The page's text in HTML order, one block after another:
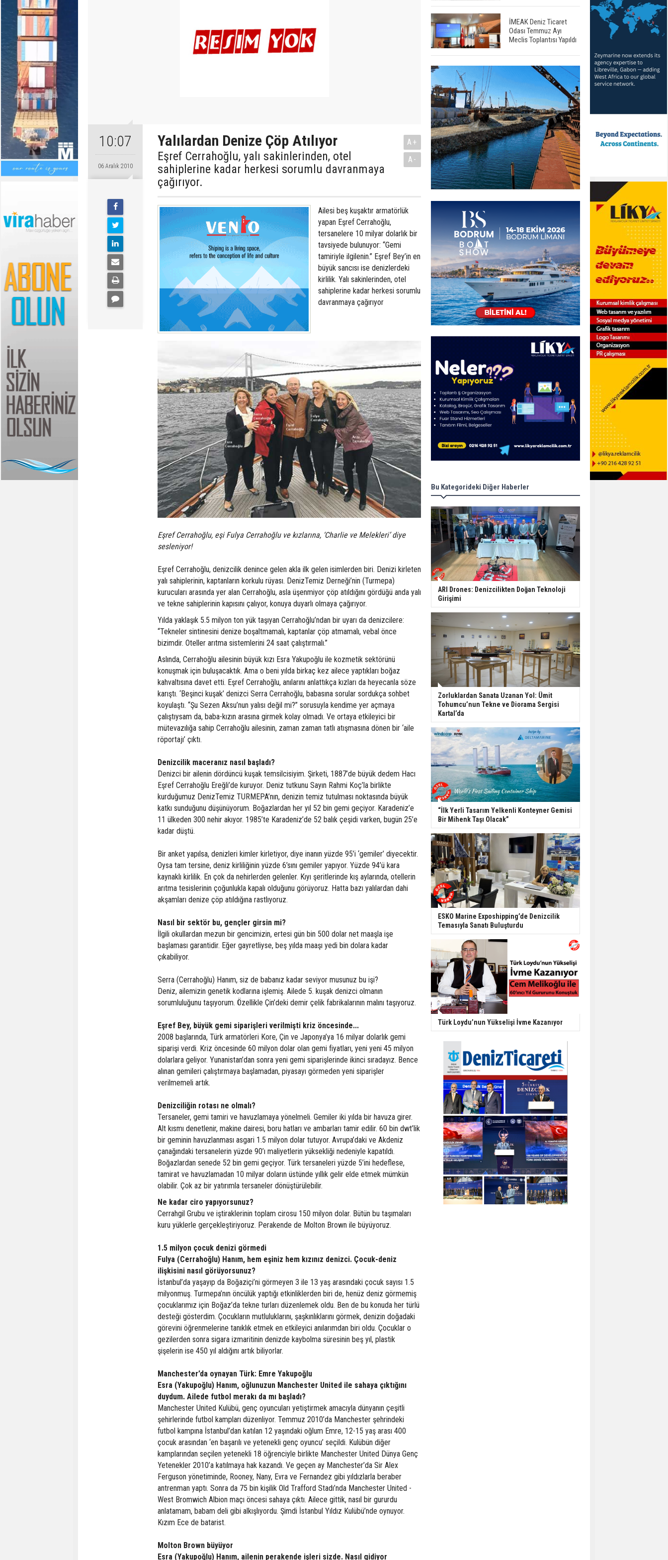
10:07
06 Aralık 2010
Yalılardan Denize Çöp Atılıyor
Eşref Cerrahoğlu, yalı sakinlerinden, otel
sahiplerine kadar herkesi sorumlu davranmaya
çağırıyor.
A+
A-
Ailesi beş kuşaktır armatörlük
yapan Eşref Cerrahoğlu,
tersanelere 10 milyar dolarlık bir
tavsiyede bulunuyor: “Gemi
tamiriyle ilgilenin.” Eşref Bey’in en
büyük sancısı ise denizlerdeki
kirlilik. Yalı sakinlerinden, otel
sahiplerine kadar herkesi sorumlu
davranmaya çağırıyor
Eşref Cerrahoğlu, eşi Fulya Cerrahoğlu ve kızlarına, ‘Charlie ve Melekleri’ diye
sesleniyor!
Eşref Cerrahoğlu, denizcilik denince gelen akla ilk gelen isimlerden biri. Denizi kirleten
yalı sahiplerinin, kaptanların korkulu rüyası. DenizTemiz Derneği’nin (Turmepa)
kurucuları arasında yer alan Cerrahoğlu, asla üşenmiyor çöp atıldığını gördüğü anda yalı
ve tekne sahiplerinin kapısını çalıyor, konuya duyarlı olmaya çağırıyor.
Yılda yaklaşık 5.5 milyon ton yük taşıyan Cerrahoğlu’ndan bir uyarı da denizcilere:
“Tekneler sintinesini denize boşaltmamalı, kaptanlar çöp atmamalı, vebal önce
bizimdir. Oteller arıtma sistemlerini 24 saat çalıştırmalı.”
Aslında, Cerrahoğlu ailesinin büyük kızı Esra Yakupoğlu ile kozmetik sektörünü
konuşmak için buluşacaktık. Ama o beni yılda birkaç kez ailece yaptıkları boğaz
kahvaltısına davet etti. Eşref Cerrahoğlu, anılarını anlattıkça kızları da heyecanla söze
karıştı. ‘Beşinci kuşak’ denizci Serra Cerrahoğlu, babasına sorular sordukça sohbet
koyulaştı. “Şu Sezen Aksu’nun yalısı değil mi?” sorusuyla kendime yer açmaya
çalıştıysam da, baba-kızın arasına girmek kolay olmadı. Ve ortaya etkileyici bir
mütevazılığa sahip Cerrahoğlu ailesinin, zaman zaman tatlı atışmasına dönen bir ‘aile
röportajı’ çıktı.
Denizcilik maceranız nasıl başladı?
Denizci bir ailenin dördüncü kuşak temsilcisiyim. Şirketi, 1887’de büyük dedem Hacı
Eşref Cerrahoğlu Ereğli’de kuruyor. Deniz tutkunu Sayın Rahmi Koç’la birlikte
kurduğumuz DenizTemiz TURMEPA’nın, denizin temiz tutulması noktasında büyük
katkı sunduğunu düşünüyorum. Boğazlardan her yıl 52 bin gemi geçiyor. Karadeniz’e
11 ülkeden 300 nehir akıyor. 1985’te Karadeniz’de 52 balık çeşidi varken, bugün 25’e
kadar düştü.
Bir anket yapılsa, denizleri kimler kirletiyor, diye inanın yüzde 95’i ‘gemiler’ diyecektir.
Oysa tam tersine, deniz kirliliğinin yüzde 6’sını gemiler yapıyor. Yüzde 94’ü kara
kaynaklı kirlilik. En çok da nehirlerden gelenler. Kıyı şeritlerinde kış aylarında, otellerin
arıtma tesislerinin çoğunlukla kapalı olduğunu görüyoruz. Hatta bazı yalılardan dahi
akşamları denize çöp atıldığına rastlıyoruz.
Nasıl bir sektör bu, gençler girsin mi?
İlgili okullardan mezun bir gencimizin, ertesi gün bin 500 dolar net maaşla işe
başlaması garantidir. Eğer gayretliyse, beş yılda maaşı yedi bin dolara kadar
çıkabiliyor.
Serra (Cerrahoğlu) Hanım, siz de babanız kadar seviyor musunuz bu işi?
Deniz, ailemizin genetik kodlarına işlemiş. Ailede 5. kuşak denizci olmanın
sorumluluğunu taşıyorum. Özellikle Çin’deki demir çelik fabrikalarının malını taşıyoruz.
Eşref Bey, büyük gemi siparişleri verilmişti kriz öncesinde...
2008 başlarında, Türk armatörleri Kore, Çin ve Japonya’ya 16 milyar dolarlık gemi
siparişi verdi. Kriz öncesinde 60 milyon dolar olan gemi fiyatları, yeni yeni 45 milyon
dolarlara geliyor. Yunanistan’dan sonra yeni gemi siparişlerinde ikinci sıradayız. Bence
alınan gemileri çalıştırmaya başlamadan, piyasayı görmeden yeni siparişler
verilmemeli artık.
Denizciliğin rotası ne olmalı?
Tersaneler, gemi tamiri ve havuzlamaya yönelmeli. Gemiler iki yılda bir havuza girer.
Alt kısmı denetlenir, makine dairesi, boru hatları ve ambarları tamir edilir. 60 bin dwt’lik
bir geminin havuzlanması asgari 1.5 milyon dolar tutuyor. Avrupa’daki ve Akdeniz
çanağındaki tersanelerin yüzde 90’ı maliyetlerin yüksekliği nedeniyle kapatıldı.
Boğazlardan senede 52 bin gemi geçiyor. Türk tersaneleri yüzde 5’ini hedeflese,
tamirat ve havuzlamadan 10 milyar doların üstünde yıllık gelir elde etmek mümkün
olabilir. Çok az bir yatırımla tersaneler dönüştürülebilir.
Ne kadar ciro yapıyorsunuz?
Cerrahgil Grubu ve iştiraklerinin toplam cirosu 150 milyon dolar. Bütün bu taşımaları
kuru yüklerle gerçekleştiriyoruz. Perakende de Molton Brown ile büyüyoruz.
1.5 milyon çocuk denizi görmedi
Fulya (Cerrahoğlu) Hanım, hem eşiniz hem kızınız denizci. Çocuk-deniz
ilişkisini nasıl görüyorsunuz?
İstanbul’da yaşayıp da Boğaziçi’ni görmeyen 3 ile 13 yaş arasındaki çocuk sayısı 1.5
milyonmuş. Turmepa’nın öncülük yaptığı etkinliklerden biri de, henüz deniz görmemiş
çocuklarımız için Boğaz’da tekne turları düzenlemek oldu. Ben de bu konuda her türlü
desteği gösterdim. Çocukların mutluluklarını, şaşkınlıklarını görmek, denizin doğadaki
görevini öğrenmelerine tanıklık etmek en etkileyici anılarımdan biri oldu. Çocuklar o
gezilerden sonra sigara izmaritinin denizde kaybolma süresinin beş yıl, plastik
şişelerin ise 450 yıl aldığını artık biliyorlar.
Manchester’da oynayan Türk: Emre Yakupoğlu
Esra (Yakupoğlu) Hanım, oğlunuzun Manchester United ile sahaya çıktığını
duydum. Ailede futbol merakı da mı başladı?
Manchester United Kulübü, genç oyuncuları yetiştirmek amacıyla dünyanın çeşitli
şehirlerinde futbol kampları düzenliyor. Temmuz 2010’da Manchester şehrindeki
futbol kampına İstanbul’dan katılan 12 yaşındaki oğlum Emre, 12-15 yaş arası 400
çocuk arasından ‘en başarılı ve yetenekli genç oyuncu’ seçildi. Kulübün diğer
kamplarından seçilen yetenekli 18 öğrenciyle birlikte Manchester United Dünya Genç
Yetenekler 2010’a katılmaya hak kazandı. Ve geçen ay Manchester’da Sir Alex
Ferguson yönetiminde, Rooney, Nany, Evra ve Fernandez gibi yıldızlarla beraber
antrenman yaptı. Sonra da 75 bin kişilik Old Trafford Stadı’nda Manchester United -
West Bromwich Albion maçı öncesi sahaya çıktı. Ailece gittik, nasıl bir gururdu
anlatamam, babam deli gibi alkışlıyordu. Şimdi İstanbul Yıldız Kulübü’nde oynuyor.
Kızım Ece de batarist.
Molton Brown büyüyor
Esra (Yakupoğlu) Hanım, ailenin perakende işleri sizde. Nasıl gidiyor
İMEAK Deniz Ticaret
Odası Temmuz Ayı
Meclis Toplantısı Yapıldı
Bu Kategorideki Diğer Haberler
ARI Drones: Denizcilikten Doğan Teknoloji
Girişimi
Zorluklardan Sanata Uzanan Yol: Ümit
Tohumcu’nun Tekne ve Diorama Sergisi
Kartal’da
“İlk Yerli Tasarım Yelkenli Konteyner Gemisi
Bir Mihenk Taşı Olacak”
ESKO Marine Exposhipping’de Denizcilik
Temasıyla Sanatı Buluşturdu
Türk Loydu’nun Yükselişi İvme Kazanıyor